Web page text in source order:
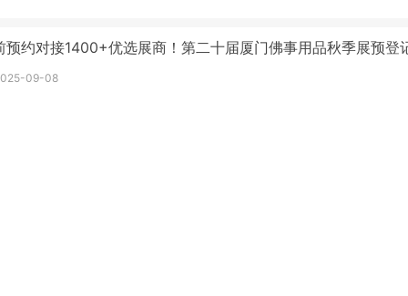
预约对接1400+优选展商！第二十届厦门佛事用品秋季展预登
09-08